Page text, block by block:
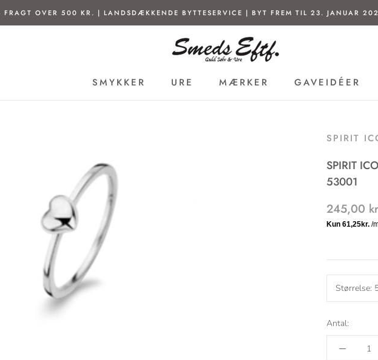
FRAGT OVER 500 KR. | LANDSDÆKKENDE BYTTESERVICE | BYT FREM TIL 23. JANUAR
SMYKKER
URE
MÆRKER
GAVEIDÉER
SPIRIT
SPIRIT
53001
245,00 kr
Størrelse:
Antal: